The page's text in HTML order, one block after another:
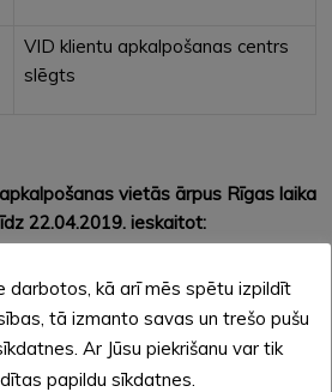
VID klientu apkalpošanas centrs
slēgts
vietās ārpus Rīgas laika
22.04.2019. ieskaitot:
9.00 – 15.00
VID klientu apkalpošanas centrs
darbotos, kā arī mēs spētu izpildīt
tā izmanto savas un trešo pušu
Ar Jūsu piekrišanu var tik
papildu sīkdatnes.